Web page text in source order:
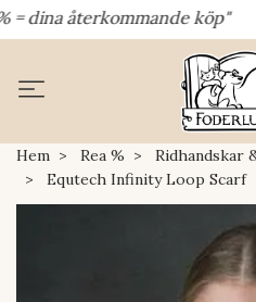
återkommande köp"
Hem Rea %
Ridhandskar
Equtech Infinity Loop Scarf